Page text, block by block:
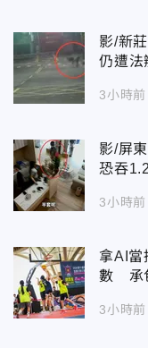
影/新
仍遭法
3小時前
影/屏
恐吞
3小時前
拿AI當
數 承
3小時前